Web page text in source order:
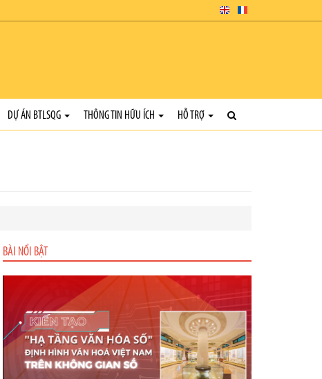
DỰ ÁN BTLSQG THÔNG TIN HỮU ÍCH HỖ TRỢ
BÀI NỔI BẬT